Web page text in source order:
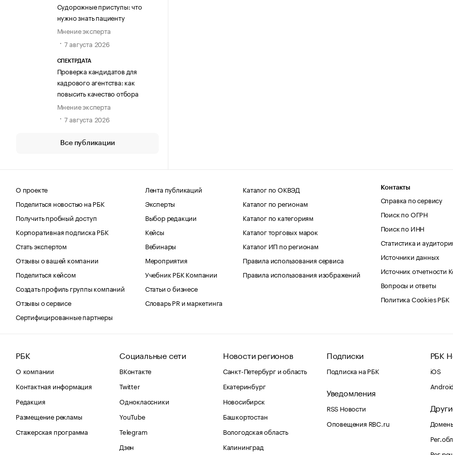
Судорожные приступы: что
нужно знать пациенту
Мнение эксперта
7 августа 2026
СПЕКТРДАТА
Проверка кандидатов для
кадрового агентства: как
повысить качество отбора
Мнение эксперта
7 августа 2026
Все публикации
О проекте
Поделиться новостью на РБК
Получить пробный доступ
Корпоративная подписка РБК
Стать экспертом
Отзывы о вашей компании
Поделиться кейсом
Создать профиль группы компаний
Отзывы о сервисе
Сертифицированные партнеры
Лента публикаций
Эксперты
Выбор редакции
Кейсы
Вебинары
Мероприятия
Учебник РБК Компании
Статьи о бизнесе
Словарь PR и маркетинга
Каталог по ОКВЭД
Каталог по регионам
Каталог по категориям
Каталог торговых марок
Каталог ИП по регионам
Правила использования сервиса
Правила использования изображений
Контакты
Справка по сервису
Поиск по ОГРН
Поиск по ИНН
Статистика и
Источники данных
Источник отчетности
Вопросы и ответы
Политика Cookies РБК
РБК
О компании
Контактная информация
Редакция
Размещение рекламы
Стажерская программа
Социальные сети
ВКонтакте
Twitter
Одноклассники
YouTube
Telegram
Дзен
Новости регионов
Санкт-Петербург и область
Екатеринбург
Новосибирск
Башкортостан
Вологодская область
Калининград
Подписки
Подписка на РБК
Уведомления
RSS Новости
Оповещения RBC.ru
РБК
iOS